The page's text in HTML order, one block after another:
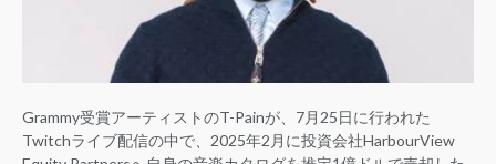
Grammy受賞アーティストのT-Painが、7月25日に行われた
Twitchライブ配信の中で、2025年2月に投資会社HarbourView